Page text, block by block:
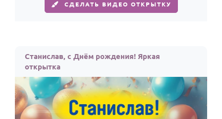
СДЕЛАТЬ ВИДЕО ОТКРЫТКУ
Станислав, с Днём рождения! Яркая
открытка